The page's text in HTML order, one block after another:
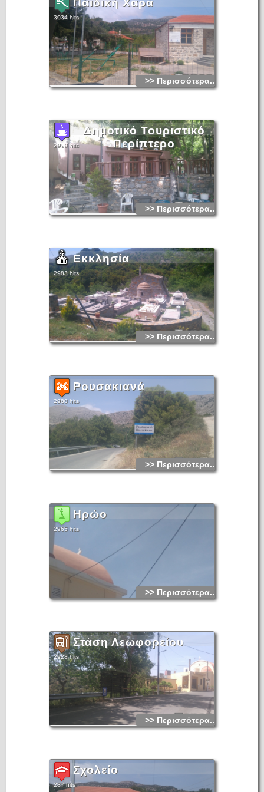
Παιδική Χαρά
3034 hits
>> Περισσότερα...
Δημοτικό Τουριστικό
Περίπτερο
2998 hits
>> Περισσότερα...
Εκκλησία
2983 hits
>> Περισσότερα...
Ρουσακιανά
2980 hits
>> Περισσότερα...
Ηρώο
2965 hits
>> Περισσότερα...
Στάση Λεωφορείου
2928 hits
>> Περισσότερα...
Σχολείο
287 hits